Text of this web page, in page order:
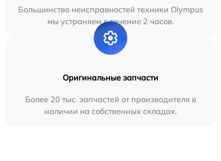
Большинство неисправностей техники Olympus
мы устраняем в течение 2 часов.
Оригинальные запчасти
Более 20 тыс. запчастей от производителя в
наличии на собственных складах.